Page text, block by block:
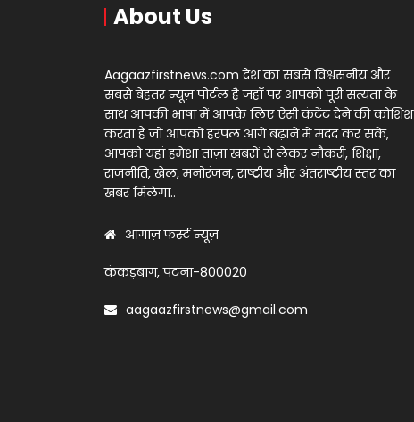
About Us
Aagaazfirstnews.com देश का सबसे विश्वसनीय और
सबसे बेहतर न्यूज़ पोर्टल है जहाँ पर आपको पूरी सत्यता के
साथ आपकी भाषा में आपके लिए ऐसी कंटेंट देने की कोशिश
करता है जो आपको हरपल आगे बढ़ाने में मदद कर सकें,
आपको यहां हमेशा ताज़ा खबरों से लेकर नौकरी, शिक्षा,
राजनीति, खेल, मनोरंजन, राष्ट्रीय और अंतराष्ट्रीय स्तर का
खबर मिलेगा..
आगाज़ फर्स्ट न्यूज़
कंकड़बाग, पटना-800020
aagaazfirstnews@gmail.com